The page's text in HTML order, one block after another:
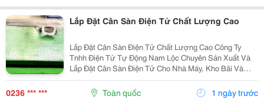
Lắp Đặt Cân Sàn Điện Tử Chất Lượng Cao
Lắp Đặt Cân Sàn Điện Tử Chất Lượng Cao Công Ty
Tnhh Điện Tử Tự Động Nam Lộc Chuyên Sản Xuất Và
Lắp Đặt Cân Sàn Điện Tử Cho Nhà Máy, Kho Bãi Và
Trung Tâm Logistics. Cam Kết Độ Chính Xác Cao. Chịu
Tải Lớn. Hoạt Động Ổn Định. Thi Công...
0236 *** *** Toàn quốc 1 ngày trước